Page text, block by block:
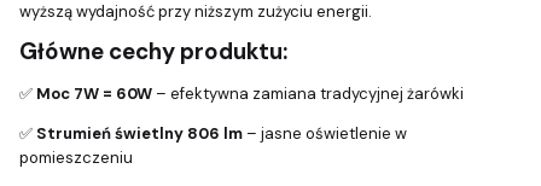
wyższą wydajność przy niższym zużyciu energii.
Główne cechy produktu:
✅ Moc 7W = 60W – efektywna zamiana tradycyjnej żarówki
✅ Strumień świetlny 806 lm – jasne oświetlenie w
pomieszczeniu